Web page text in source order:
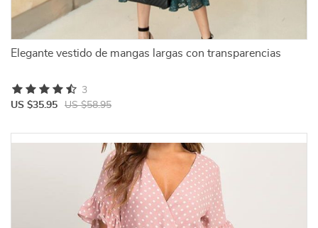
Elegante vestido de mangas largas con transparencias
US $35.95 US $58.95
3